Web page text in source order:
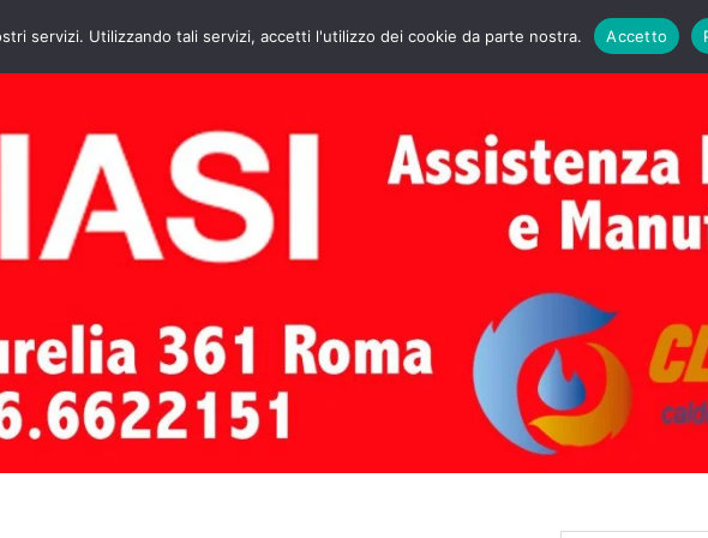
HOME CONTATTI ASSISTENZA CALDAIE BIASI
servizi. Utilizzando tali servizi, accetti l'utilizzo dei cookie da parte nostra. Accetto